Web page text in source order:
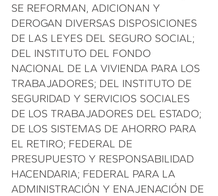
SE REFORMAN, ADICIONAN Y
DEROGAN DIVERSAS DISPOSICIONES
DE LAS LEYES DEL SEGURO SOCIAL;
DEL INSTITUTO DEL FONDO
NACIONAL DE LA VIVIENDA PARA LOS
TRABAJADORES; DEL INSTITUTO DE
SEGURIDAD Y SERVICIOS SOCIALES
DE LOS TRABAJADORES DEL ESTADO;
DE LOS SISTEMAS DE AHORRO PARA
EL RETIRO; FEDERAL DE
PRESUPUESTO Y RESPONSABILIDAD
HACENDARIA; FEDERAL PARA LA
ADMINISTRACIÓN Y ENAJENACIÓN DE